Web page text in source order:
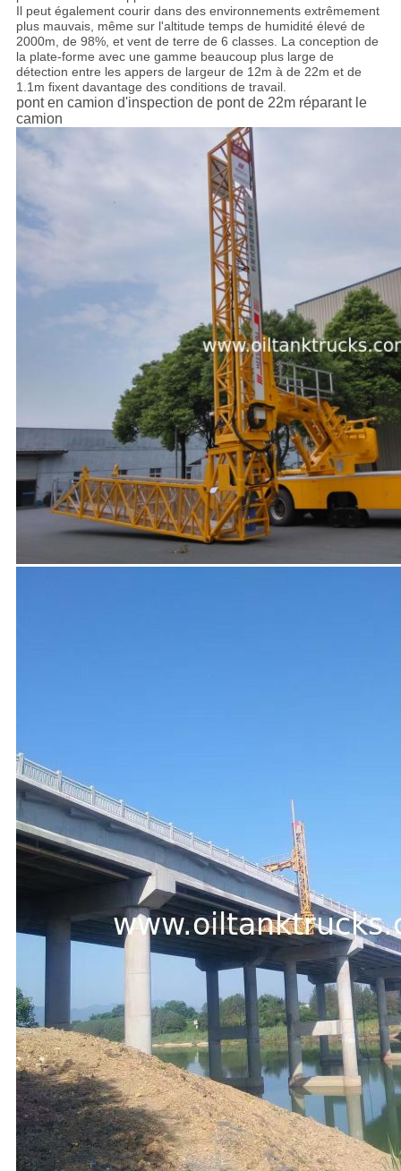
Il peut également courir dans des environnements extrêmement
plus mauvais, même sur l'altitude temps de humidité élevé de
2000m, de 98%, et vent de terre de 6 classes. La conception de
la plate-forme avec une gamme beaucoup plus large de
détection entre les appers de largeur de 12m à de 22m et de
1.1m fixent davantage des conditions de travail.
pont en camion d'inspection de pont de 22m réparant le
camion